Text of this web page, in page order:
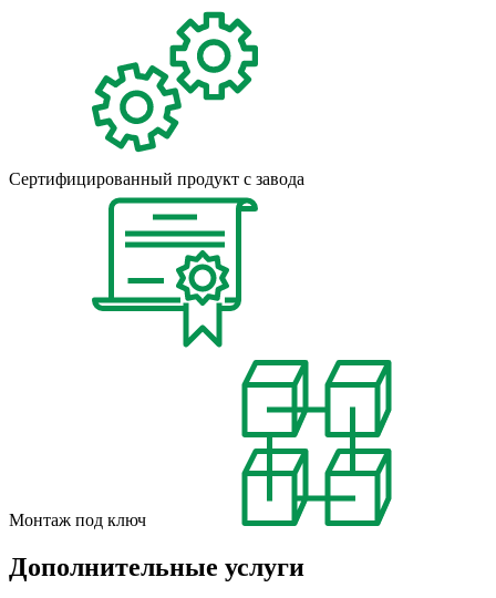
Сертифицированный продукт с завода
Монтаж под ключ
Дополнительные услуги